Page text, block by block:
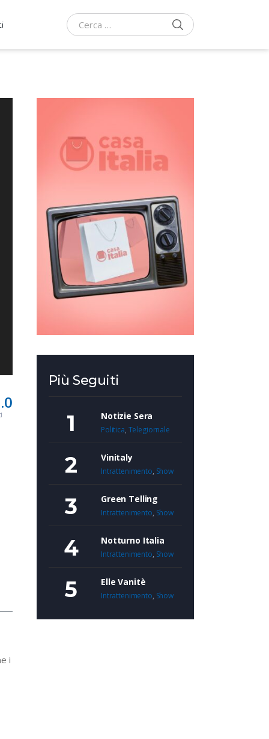
Cerca:
CERCA
i
Più Seguiti
Notizie Sera
Politica, Telegiornale
Vinitaly
Intrattenimento, Show
Green Telling
Intrattenimento, Show
Notturno Italia
Intrattenimento, Show
Elle Vanitè
Intrattenimento, Show